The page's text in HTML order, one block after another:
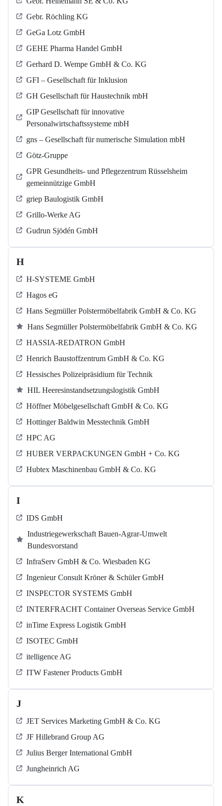
Gebr. Röchling KG
GeGa Lotz GmbH
GEHE Pharma Handel GmbH
Gerhard D. Wempe GmbH & Co. KG
GFI – Gesellschaft für Inklusion
GH Gesellschaft für Haustechnik mbH
GIP Gesellschaft für innovative
Personalwirtschaftssysteme mbH
gns – Gesellschaft für numerische Simulation mbH
Götz-Gruppe
GPR Gesundheits- und Pflegezentrum Rüsselsheim
gemeinnützige GmbH
griep Baulogistik GmbH
Grillo-Werke AG
Gudrun Sjödén GmbH
H
H-SYSTEME GmbH
Hagos eG
Hans Segmüller Polstermöbelfabrik GmbH & Co. KG
Hans Segmüller Polstermöbelfabrik GmbH & Co. KG
HASSIA-REDATRON GmbH
Henrich Baustoffzentrum GmbH & Co. KG
Hessisches Polizeipräsidium für Technik
HIL Heeresinstandsetzungslogistik GmbH
Höffner Möbelgesellschaft GmbH & Co. KG
Hottinger Baldwin Messtechnik GmbH
HPC AG
HUBER VERPACKUNGEN GmbH + Co. KG
Hubtex Maschinenbau GmbH & Co. KG
I
IDS GmbH
Industriegewerkschaft Bauen-Agrar-Umwelt
Bundesvorstand
InfraServ GmbH & Co. Wiesbaden KG
Ingenieur Consult Kröner & Schüler GmbH
INSPECTOR SYSTEMS GmbH
INTERFRACHT Container Overseas Service GmbH
inTime Express Logistik GmbH
ISOTEC GmbH
itelligence AG
ITW Fastener Products GmbH
J
JET Services Marketing GmbH & Co. KG
JF Hillebrand Group AG
Julius Berger International GmbH
Jungheinrich AG
K